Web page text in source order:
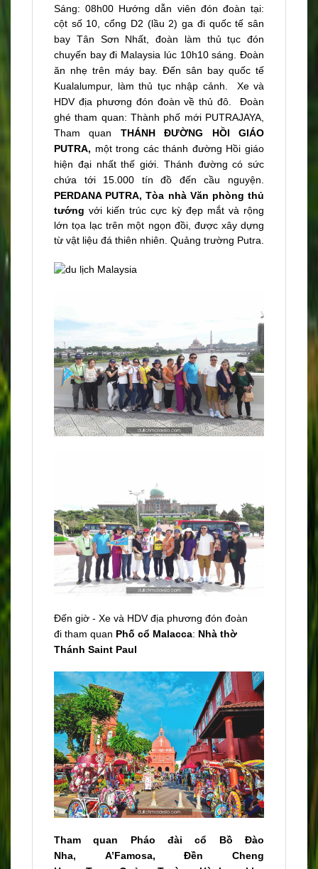
Sáng: 08h00 Hướng dẫn viên đón đoàn tại:
cột số 10, cổng D2 (lầu 2) ga đi quốc tế sân
bay Tân Sơn Nhất, đoàn làm thủ tục đón
chuyến bay đi Malaysia lúc 10h10 sáng. Đoàn
ăn nhẹ trên máy bay. Đến sân bay quốc tế
Kualalumpur, làm thủ tục nhập cảnh. Xe và
HDV địa phương đón đoàn về thủ đô. Đoàn
ghé tham quan: Thành phố mới PUTRAJAYA,
Tham quan THÁNH ĐƯỜNG HỒI GIÁO
PUTRA, một trong các thánh đường Hồi giáo
hiện đại nhất thế giới. Thánh đường có sức
chứa tới 15.000 tín đồ đến cầu nguyện.
PERDANA PUTRA,Tòa nhà Văn phòng thủ
tướngvới kiến trúc cực kỳ đẹp mắt và rộng
lớn tọa lạc trên một ngọn đồi, được xây dựng
từ vật liệu đá thiên nhiên. Quảng trường Putra.
Đến giờ - Xe và HDV địa phương đón đoàn
đi tham quan Phố cổ Malacca: Nhà thờ
Thánh Saint Paul
Tham quan Pháo đài cổ Bồ Đào
Nha, A’Famosa, Đền Cheng